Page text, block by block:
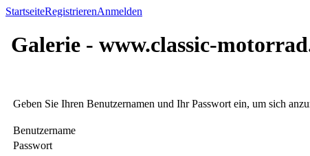
StartseiteRegistrierenAnmelden
Galerie - www.classic-
Geben Sie Ihren Benutzernamen und Ihr Passwort ein, um sich
Benutzername
Passwort